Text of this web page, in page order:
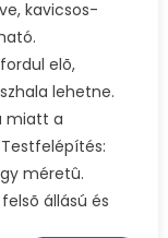
kavicsos-
elõ,
lehetne.
miatt a
méretû.
állású és